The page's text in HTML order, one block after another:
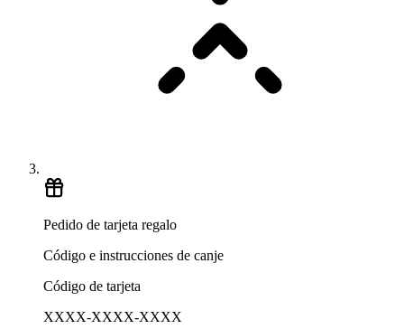
Pedido de tarjeta regalo
Código e instrucciones de canje
Código de tarjeta
XXXX-XXXX-XXXX